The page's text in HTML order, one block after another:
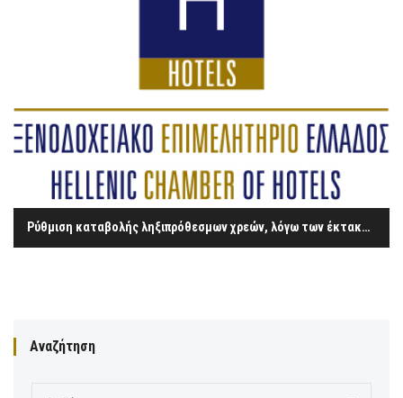
Ρύθμιση καταβολής ληξιπρόθεσμων χρεών, λόγω των έκτακτων αναγκών που προέκυψαν λόγω εκδήλωσης έντονων βροχοπτώσεων στις 6,7 και 08.09.2016 στον Δήμο Πύργου, της Π.Ε. Ηλείας, της Περιφέρειας Δυτικής Ελλάδας.
Αναζήτηση